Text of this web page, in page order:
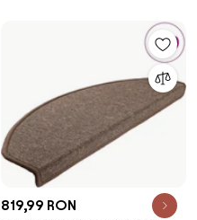
819,99 RON